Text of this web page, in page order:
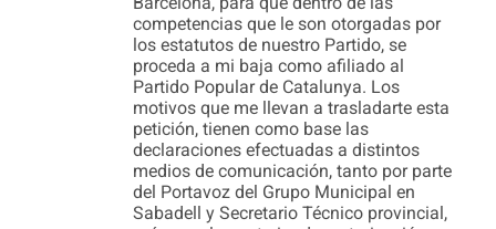
competencias que le son otorgadas por
los estatutos de nuestro Partido, se
proceda a mi baja como afiliado al
Partido Popular de Catalunya. Los
motivos que me llevan a trasladarte esta
petición, tienen como base las
declaraciones efectuadas a distintos
medios de comunicación, tanto por parte
del Portavoz del Grupo Municipal en
Sabadell y Secretario Técnico provincial,